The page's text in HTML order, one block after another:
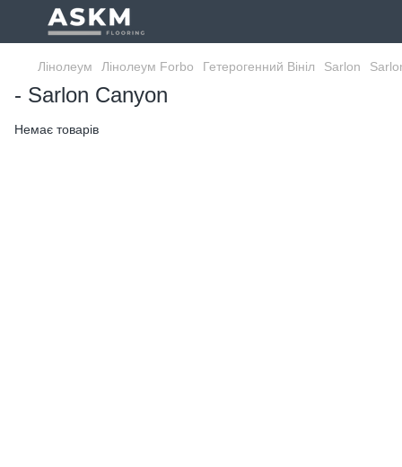
Лінолеум Лінолеум Forbo Гетерогенний Вініл Sarlon
- Sarlon Canyon
Немає товарів